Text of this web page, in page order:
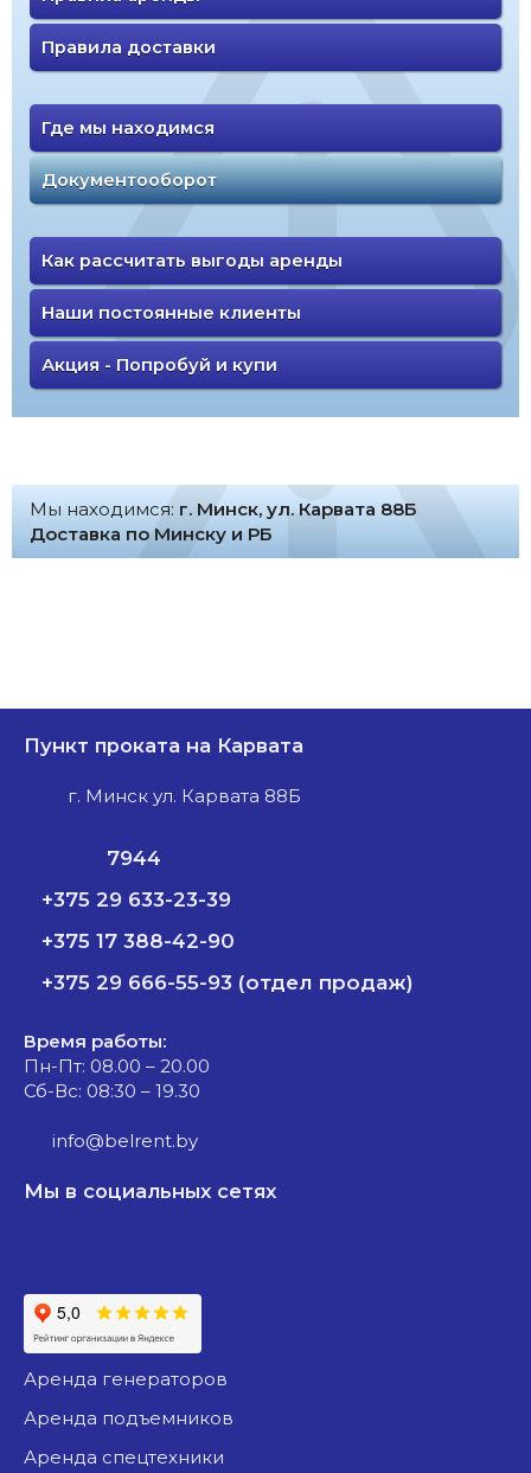
Правила доставки
Где мы находимся
Документооборот
Как рассчитать выгоды аренды
Наши постоянные клиенты
Акция - Попробуй и купи
Мы находимся: г. Минск, ул. Карвата 88Б
Доставка по Минску и РБ
Пункт проката на Карвата
г. Минск ул. Карвата 88Б
7944
+375 29 633-23-39
+375 17 388-42-90
+375 29 666-55-93 (отдел продаж)
Время работы:
Пн-Пт: 08.00 – 20.00
Сб-Вс: 08:30 – 19.30
info@belrent.by
Мы в социальных сетях
аренда генераторов
аренда подъемников
аренда спецтехники